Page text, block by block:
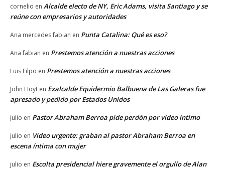
cornelio en Alcalde electo de NY, Eric Adams, visita Santiago y se
reúne con empresarios y autoridades
Ana mercedes fabian en Punta Catalina: Qué es eso?
Ana fabian en Prestemos atención a nuestras acciones
Luis Filpo en Prestemos atención a nuestras acciones
John Hoyt en Exalcalde Equidermio Balbuena de Las Galeras fue
apresado y pedido por Estados Unidos
julio en Pastor Abraham Berroa pide perdón por vídeo íntimo
julio en Video urgente: graban al pastor Abraham Berroa en
escena íntima con mujer
julio en Escolta presidencial hiere gravemente el orgullo de Alan